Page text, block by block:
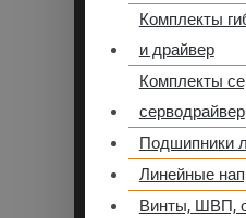
Комплекты
и драйвер
Комплекты
серводрайвер
Подшипники
Линейные
Винты, ШВП,